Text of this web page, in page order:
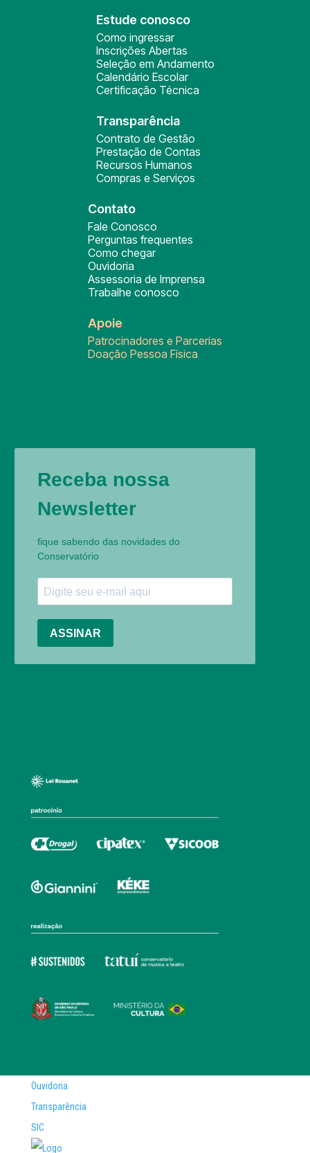
Estude conosco
Como ingressar
Inscrições Abertas
Seleção em Andamento
Calendário Escolar
Certificação Técnica
Transparência
Contrato de Gestão
Prestação de Contas
Recursos Humanos
Compras e Serviços
Contato
Fale Conosco
Perguntas frequentes
Como chegar
Ouvidoria
Assessoria de Imprensa
Trabalhe conosco
Apoie
Patrocinadores e Parcerias
Doação Pessoa Física
Ouvidoria
Transparência
SIC